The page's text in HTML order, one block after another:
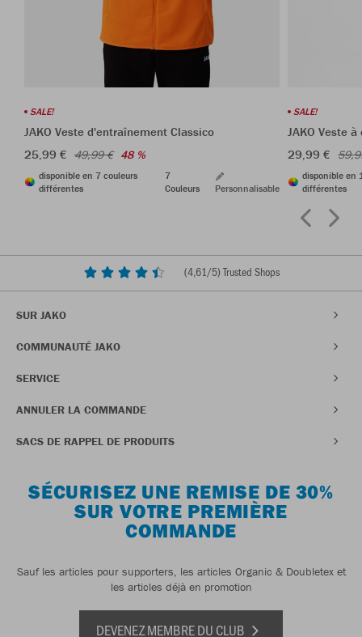
SALE!
JAKO Veste d'entraînement Classico
25,99 € 49,99 € 48 %
disponible en 7 couleurs
différentes
7
Couleurs
Personnalisable
SALE!
JAKO Veste
29,99 €
disponible en
différentes
(4,61/5) Trusted Shops
SUR JAKO
COMMUNAUTÉ JAKO
SERVICE
ANNULER LA COMMANDE
SACS DE RAPPEL DE PRODUITS
SÉCURISEZ UNE REMISE DE 30%
SUR VOTRE PREMIÈRE
COMMANDE
Sauf les articles pour supporters, les articles Organic & Doubletex et
les articles déjà en promotion
DEVENEZ MEMBRE DU CLUB